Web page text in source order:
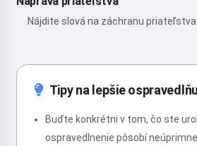
Nájdite slová na záchranu
Tipy na lepšie
Buďte konkrétni v tom, čo ste
ospravedlnenie pôsobí neúprimne